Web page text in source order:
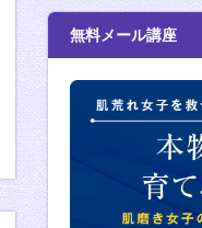
無料メール講座